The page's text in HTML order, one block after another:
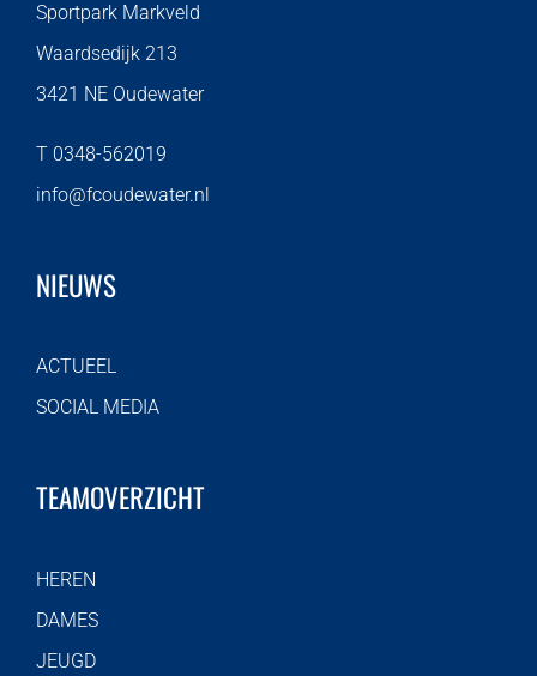
Sportpark Markveld
Waardsedijk 213
3421 NE Oudewater
T 0348-562019
info@fcoudewater.nl
NIEUWS
ACTUEEL
SOCIAL MEDIA
TEAMOVERZICHT
HEREN
DAMES
JEUGD